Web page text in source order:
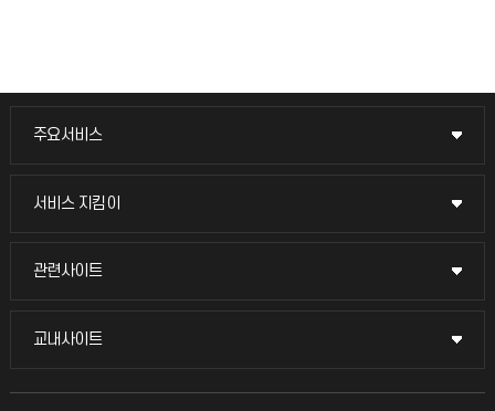
주요서비스
주요서비스
교무회의방송
서비스 지킴이
서비스 지킴이
묻고 답하기
관련사이트
관련사이트
국방헬프콜
교내사이트
교내사이트
교수회